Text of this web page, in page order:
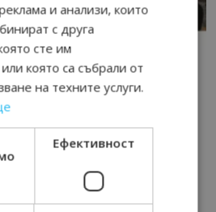
и анализи, които
с друга
сте им
която са събрали от
на техните услуги.
Ефективност